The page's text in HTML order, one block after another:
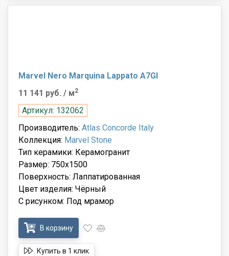
Marvel Nero Marquina Lappato A7GI
11 141 руб. / м2
Артикул: 132062
Производитель: Atlas Concorde Italy
Коллекция: Marvel Stone
Тип керамики: Керамогранит
Размер: 750x1500
Поверхность: Лаппатированная
Цвет изделия: Чёрный
С рисунком: Под мрамор
В корзину
Купить в 1 клик